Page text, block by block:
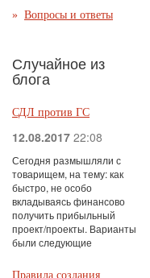
Вопросы и ответы
Случайное из
блога
СДЛ против ГС
12.08.2017 22:08
Сегодня размышляли с
товарищем, на тему: как
быстро, не особо
вкладываясь финансово
получить прибыльный
проект/проекты. Варианты
были следующие
Правила создания